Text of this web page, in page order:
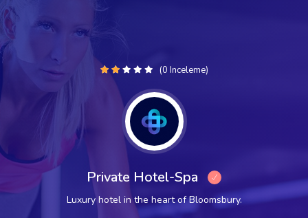
(0 Inceleme)
Private Hotel-Spa
Luxury hotel in the heart of Bloomsbury.